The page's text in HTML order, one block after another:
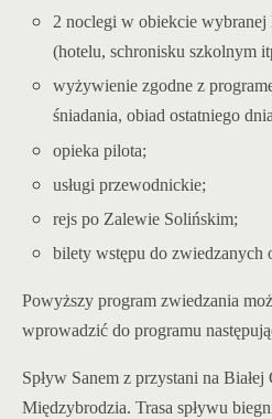
2 noclegi w obiekcie wybranej
(hotelu, schronisku szkolnym
wyżywienie zgodne z
śniadania, obiad ostatniego
opieka pilota;
usługi przewodnickie;
rejs po Zalewie Solińskim;
bilety wstępu do zwiedzanych
Powyższy program zwiedzania
wprowadzić do programu
Spływ Sanem z przystani na
Międzybrodzia. Trasa spływu